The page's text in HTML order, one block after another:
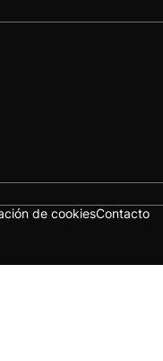
de cookiesContacto